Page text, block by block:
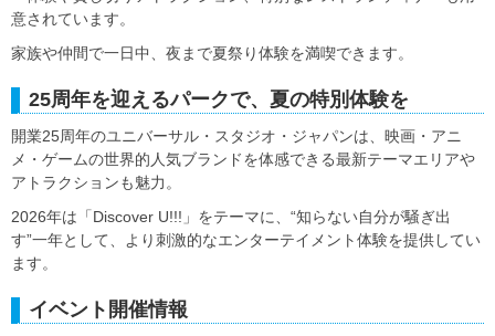
意されています。
家族や仲間で一日中、夜まで夏祭り体験を満喫できます。
25周年を迎えるパークで、夏の特別体験を
開業25周年のユニバーサル・スタジオ・ジャパンは、映画・アニ
メ・ゲームの世界的人気ブランドを体感できる最新テーマエリアや
アトラクションも魅力。
2026年は「Discover U!!!」をテーマに、“知らない自分が騒ぎ出
す”一年として、より刺激的なエンターテイメント体験を提供してい
ます。
イベント開催情報